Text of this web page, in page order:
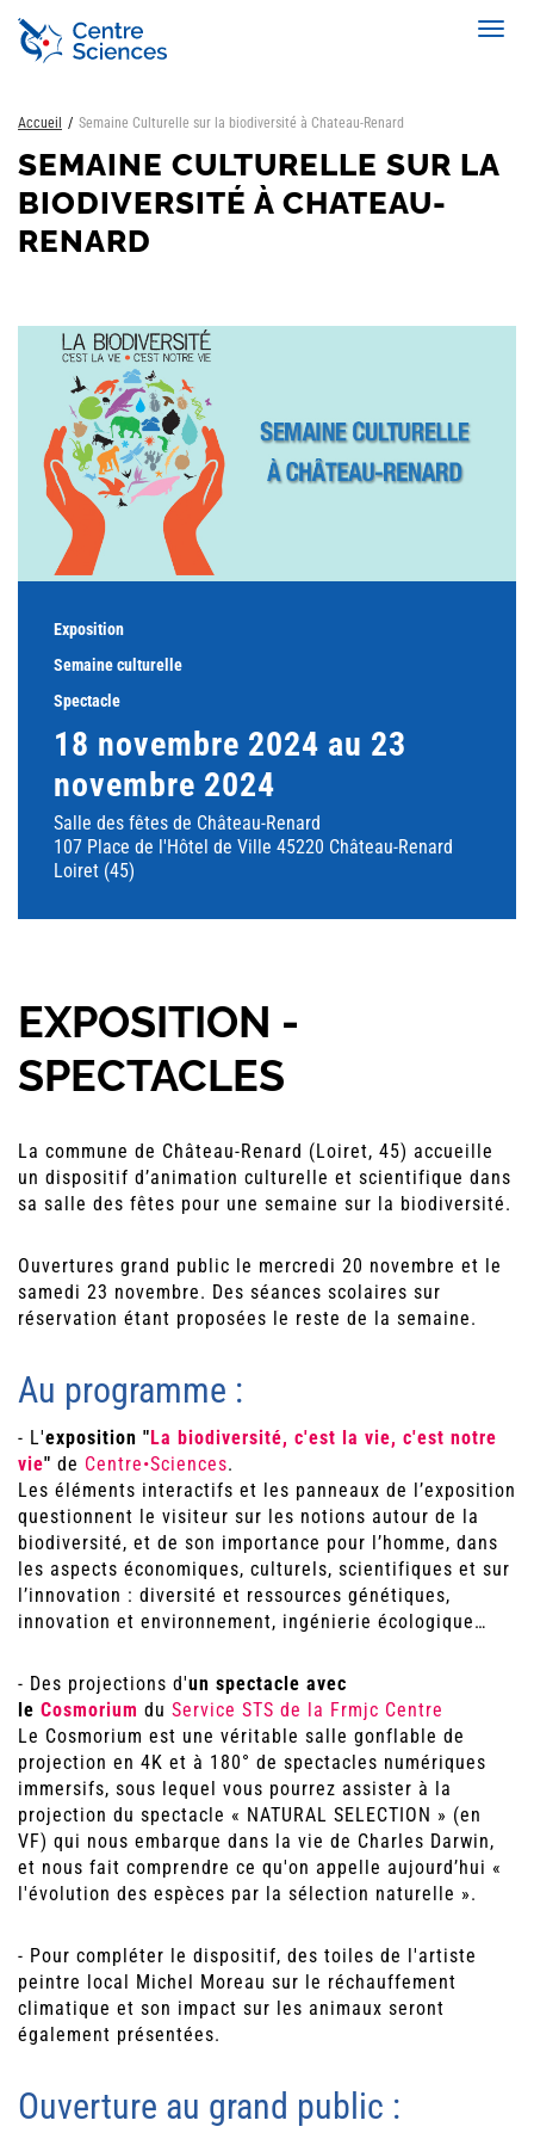
Aller
contenu
Accueil Semaine Culturelle sur la biodiversité à Chateau-Renard
SEMAINE CULTURELLE SUR LA
BIODIVERSITÉ À CHATEAU-
RENARD
Exposition
Semaine culturelle
Spectacle
18 novembre 2024 au 23
novembre 2024
Salle des fêtes de Château-Renard
107 Place de l'Hôtel de Ville 45220 Château-Renard
Loiret (45)
EXPOSITION -
SPECTACLES
La commune de Château-Renard (Loiret, 45) accueille
un dispositif d’animation culturelle et scientifique dans
sa salle des fêtes pour une semaine sur la biodiversité.
Ouvertures grand public le mercredi 20 novembre et le
samedi 23 novembre. Des séances scolaires sur
réservation étant proposées le reste de la semaine.
Au programme :
- L'exposition "La biodiversité, c'est la vie, c'est notre
vie" de Centre•Sciences.
Les éléments interactifs et les panneaux de l’exposition
questionnent le visiteur sur les notions autour de la
biodiversité, et de son importance pour l’homme, dans
les aspects économiques, culturels, scientifiques et sur
l’innovation : diversité et ressources génétiques,
innovation et environnement, ingénierie écologique…
- Des projections d'un spectacle avec
le Cosmorium du Service STS de la Frmjc Centre
Le Cosmorium est une véritable salle gonflable de
projection en 4K et à 180° de spectacles numériques
immersifs, sous lequel vous pourrez assister à la
projection du spectacle « NATURAL SELECTION » (en
VF) qui nous embarque dans la vie de Charles Darwin,
et nous fait comprendre ce qu'on appelle aujourd’hui «
l'évolution des espèces par la sélection naturelle ».
- Pour compléter le dispositif, des toiles de l'artiste
peintre local Michel Moreau sur le réchauffement
climatique et son impact sur les animaux seront
également présentées.
Ouverture au grand public :